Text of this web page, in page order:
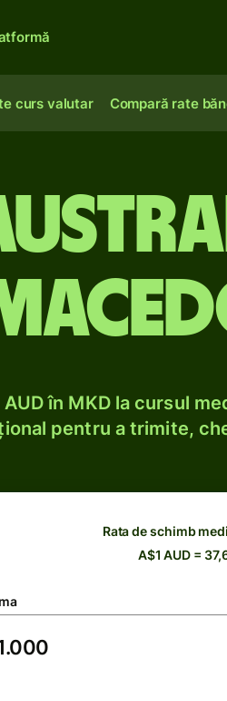
curs valutar Compară rate
în MKD la cursul
pentru a trimite,
Rata de schimb
A$1 AUD =